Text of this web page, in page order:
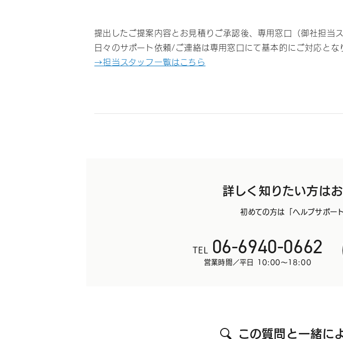
提出したご提案内容とお見積りご承認後、専用窓口（御社担当
日々のサポート依頼/ご連絡は専用窓口にて基本的にご対応とな
→担当スタッフ一覧はこちら
詳しく知りたい方は
初めての方は「ヘルプサポー
TEL 06-6940-0662
営業時間／平日 10:00～18:00
この質問と一緒に